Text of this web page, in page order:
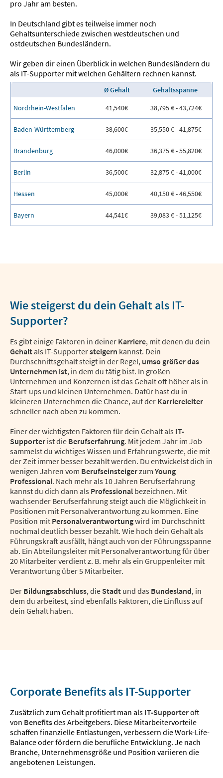
pro Jahr am besten.
In Deutschland gibt es teilweise immer noch
Gehaltsunterschiede zwischen westdeutschen und
ostdeutschen Bundesländern.
Wir geben dir einen Überblick in welchen Bundesländern du
als IT-Supporter mit welchen Gehältern rechnen kannst.
Ø Gehalt
Gehaltsspanne
Nordrhein-Westfalen
41,540€ 38,795 € - 43,724€
Baden-Württemberg 38,600€ 35,550 € - 41,875€
Brandenburg 46,000€ 36,375 € - 55,820€
Berlin 36,500€ 32,875 € - 41,000€
Hessen 45,000€ 40,150 € - 46,550€
Bayern 44,541€ 39,083 € - 51,125€
Wie steigerst du dein Gehalt als IT-
Supporter?
Es gibt einige Faktoren in deiner Karriere, mit denen du dein
Gehaltals IT-Supportersteigern kannst. Dein
Durchschnittsgehalt steigt in der Regel, umso größer das
Unternehmen ist, in dem du tätig bist. In großen
Unternehmen und Konzernen ist das Gehalt oft höher als in
Start-ups und kleinen Unternehmen. Dafür hast du in
kleineren Unternehmen die Chance, auf der Karriereleiter
schneller nach oben zu kommen.
Einer der wichtigsten Faktoren für dein Gehalt als IT-
Supporter ist die Berufserfahrung. Mit jedem Jahr im Job
sammelst du wichtiges Wissen und Erfahrungswerte, die mit
der Zeit immer besser bezahlt werden. Du entwickelst dich in
wenigen Jahren vom Berufseinsteigerzum Young
Professional. Nach mehr als 10 Jahren Berufserfahrung
kannst du dich dann als Professional bezeichnen. Mit
wachsender Berufserfahrung steigt auch die Möglichkeit in
Positionen mit Personalverantwortung zu kommen. Eine
Position mit Personalverantwortungwird im Durchschnitt
nochmal deutlich besser bezahlt. Wie hoch dein Gehalt als
Führungskraft ausfällt, hängt auch von der Führungsspanne
ab. Ein Abteilungsleiter mit Personalverantwortung für über
20 Mitarbeiter verdient z. B. mehr als ein Gruppenleiter mit
Verantwortung über 5 Mitarbeiter.
Der Bildungsabschluss, die Stadt und das Bundesland, in
dem du arbeitest, sind ebenfalls Faktoren, die Einfluss auf
dein Gehalt haben.
Corporate Benefits als IT-Supporter
Zusätzlich zum Gehalt profitiert man als IT-Supporteroft
von Benefitsdes Arbeitgebers. Diese Mitarbeitervorteile
schaffen finanzielle Entlastungen, verbessern die Work-Life-
Balance oder fördern die berufliche Entwicklung. Je nach
Branche, Unternehmensgröße und Position variieren die
angebotenen Leistungen.